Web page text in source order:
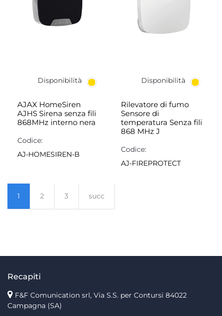
Disponibilità
AJAX HomeSiren
AJHS Sirena senza fili
868MHz interno nera
Codice:
AJ-HOMESIREN-B
Disponibilità
Rilevatore di fumo
Sensore di
temperatura Senza fili
868 MHz J
Codice:
AJ-FIREPROTECT
1 2 3 succ
Recapiti
F&F Comunication srl, Via S.S. per Contursi 84022
Campagna (SA)